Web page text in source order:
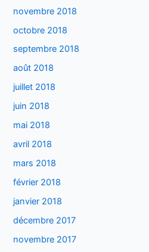
novembre 2018
octobre 2018
septembre 2018
août 2018
juillet 2018
juin 2018
mai 2018
avril 2018
mars 2018
février 2018
janvier 2018
décembre 2017
novembre 2017